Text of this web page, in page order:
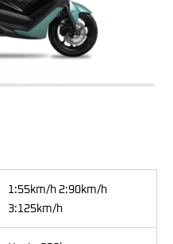
1:55km/h 2:90km/h
3:125km/h